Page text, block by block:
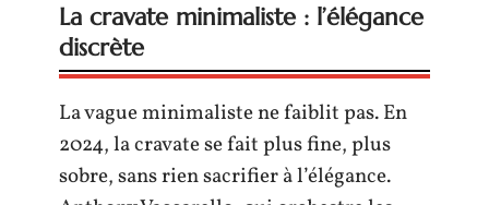
La cravate minimaliste : l’élégance
discrète
La vague minimaliste ne faiblit pas. En
2024, la cravate se fait plus fine, plus
sobre, sans rien sacrifier à l’élégance.